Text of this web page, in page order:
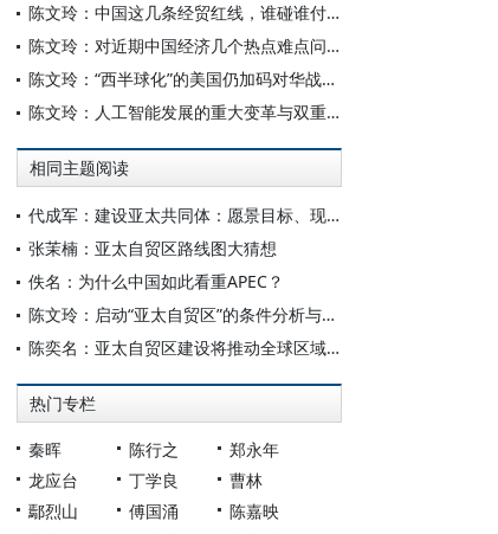
陈文玲：中国这几条经贸红线，谁碰谁付出代价
陈文玲：对近期中国经济几个热点难点问题的深度解析
陈文玲：“西半球化”的美国仍加码对华战略，中国需构筑四条经贸底线
陈文玲：人工智能发展的重大变革与双重场景
相同主题阅读
代成军：建设亚太共同体：愿景目标、现实进展与实践重点
张茉楠：亚太自贸区路线图大猜想
佚名：为什么中国如此看重APEC？
陈文玲：启动“亚太自贸区”的条件分析与可能性
陈奕名：亚太自贸区建设将推动全球区域经济一体化
热门专栏
秦晖 陈行之
郑永年
龙应台
丁学良
曹林
鄢烈山
傅国涌
陈嘉映